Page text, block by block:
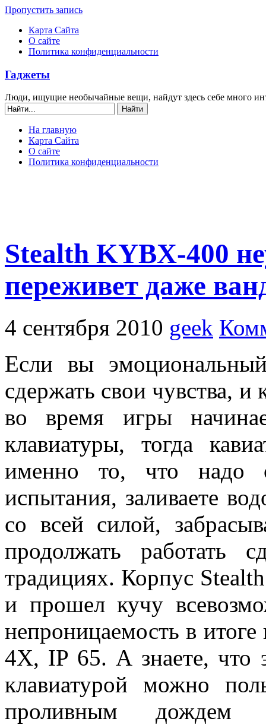
Пропустить запись
Карта Сайта
О сайте
Политика конфиденциальности
Гаджеты
Люди, ищущие необычайные вещи, найдут здесь себе много
На главную
Карта Сайта
О сайте
Политика конфиденциальности
Stealth KYBX-400
переживет даже
4 сентября 2010 geek
Если вы
сдержать свои чувства, и
во время игры
клавиатуры, тогда
именно то, что надо
испытания, заливаете
со всей силой,
продолжать работать
традициях. Корпус
и прошел кучу
непроницаемость в
4X, IP 65. А знаете, что
клавиатурой можно
проливным